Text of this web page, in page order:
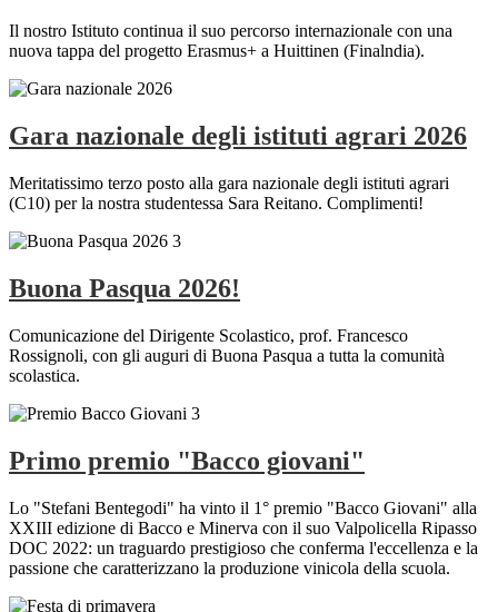
Il nostro Istituto continua il suo percorso internazionale con una
nuova tappa del progetto Erasmus+ a Huittinen (Finalndia).
Gara nazionale degli istituti agrari 2026
Meritatissimo terzo posto alla gara nazionale degli istituti agrari
(C10) per la nostra studentessa Sara Reitano. Complimenti!
Buona Pasqua 2026!
Comunicazione del Dirigente Scolastico, prof. Francesco
Rossignoli, con gli auguri di Buona Pasqua a tutta la comunità
scolastica.
Primo premio "Bacco giovani"
Lo "Stefani Bentegodi" ha vinto il 1° premio "Bacco Giovani" alla
XXIII edizione di Bacco e Minerva con il suo Valpolicella Ripasso
DOC 2022: un traguardo prestigioso che conferma l'eccellenza e la
passione che caratterizzano la produzione vinicola della scuola.